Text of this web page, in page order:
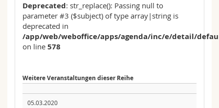
Deprecated: str_replace(): Passing null to
parameter #3 ($subject) of type array|string is
deprecated in
/app/web/weboffice/apps/agenda/inc/e/detail/
on line 578
Weitere Veranstaltungen dieser Reihe
05.03.2020